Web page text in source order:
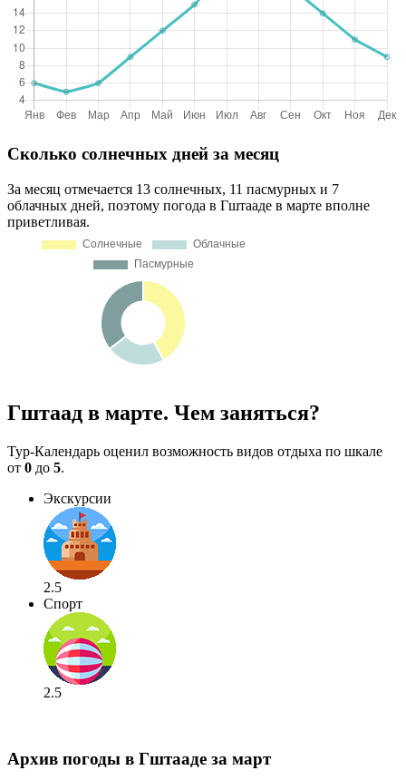
Сколько солнечных дней за месяц
За месяц отмечается 13 солнечных, 11 пасмурных и 7
облачных дней, поэтому погода в Гштааде в марте вполне
приветливая.
Гштаад в марте. Чем заняться?
Тур-Календарь оценил возможность видов отдыха по шкале
от 0 до 5.
Экскурсии
2.5
Спорт
2.5
Архив погоды в Гштааде за март